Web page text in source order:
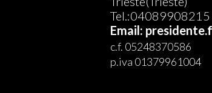
Tel.:04089908215
Email:
c.f. 05248370586
p.iva 01379961004